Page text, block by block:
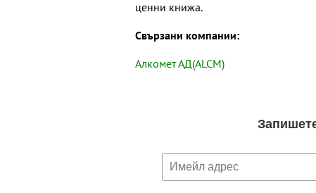
ценни книжа.
Свързани компании:
Алкомет АД(ALCM)